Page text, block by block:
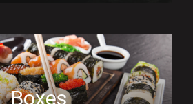
Boxes